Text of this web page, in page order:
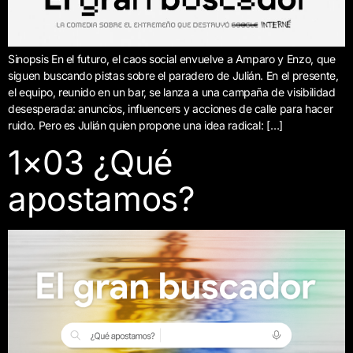
Sinopsis En el futuro, el caos social envuelve a Amparo y Enzo, que
siguen buscando pistas sobre el paradero de Julián. En el presente,
el equipo, reunido en un bar, se lanza a una campaña de visibilidad
desesperada: anuncios, influencers y acciones de calle para hacer
ruido. Pero es Julián quien propone una idea radical: […]
1×03 ¿Qué
apostamos?